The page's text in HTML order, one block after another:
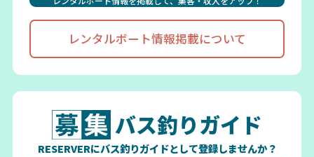
レンタルボート情報掲載について
バス釣りガイド
RESERVERにバス釣りガイドとして登録しませんか？